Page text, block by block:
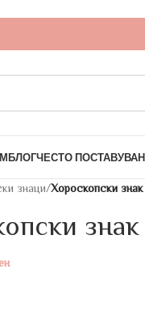
БЛОГЧЕСТО
знаци/Хороскопски